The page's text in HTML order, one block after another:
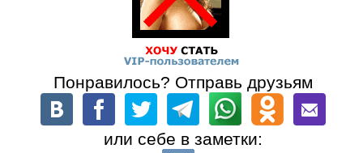
Понравилось? Отправь друзьям
или себе в заметки: